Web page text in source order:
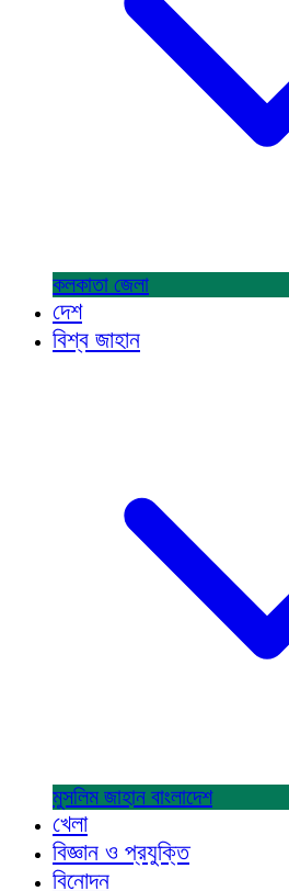
কলকাতা জেলা
দেশ
বিশ্ব জাহান
মুসলিম জাহান বাংলাদেশ
খেলা
বিজ্ঞান ও প্রযুক্তি
বিনোদন